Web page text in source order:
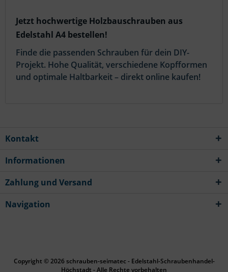
Jetzt hochwertige Holzbauschrauben aus
Edelstahl A4 bestellen!
Finde die passenden Schrauben für dein DIY-
Projekt. Hohe Qualität, verschiedene Kopfformen
und optimale Haltbarkeit – direkt online kaufen!
Kontakt
Informationen
Zahlung und Versand
Navigation
Copyright © 2026 schrauben-seimatec - Edelstahl-Schraubenhandel-
Höchstadt - Alle Rechte vorbehalten